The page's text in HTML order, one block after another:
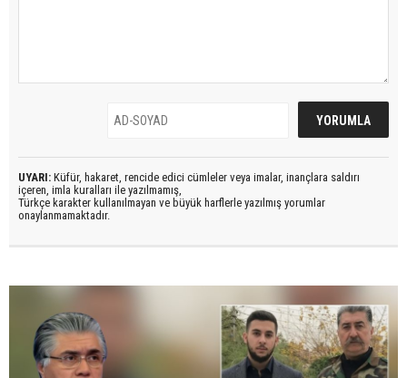
UYARI: Küfür, hakaret, rencide edici cümleler veya imalar, inançlara saldırı
içeren, imla kuralları ile yazılmamış,
Türkçe karakter kullanılmayan ve büyük harflerle yazılmış yorumlar
onaylanmamaktadır.